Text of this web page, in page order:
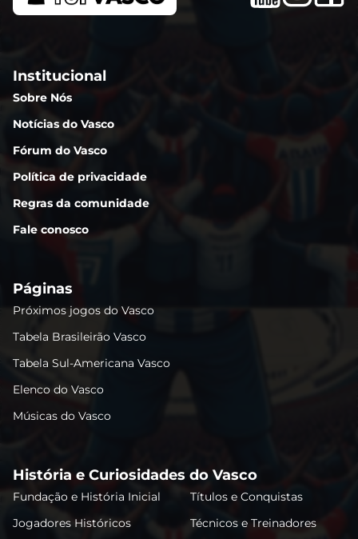
Institucional
Sobre Nós
Notícias do Vasco
Fórum do Vasco
Política de privacidade
Regras da comunidade
Fale conosco
Páginas
Próximos jogos do Vasco
Tabela Brasileirão Vasco
Tabela Sul-Americana Vasco
Elenco do Vasco
Músicas do Vasco
História e Curiosidades do Vasco
Fundação e História Inicial
Títulos e Conquistas
Jogadores Históricos
Técnicos e Treinadores